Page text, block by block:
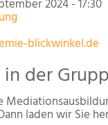
2024 - 17:30
blickwinkel.de
der
laden wir Sie